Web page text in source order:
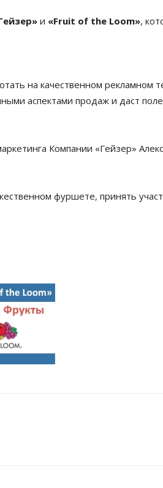
и «Fruit of the Loom»,
на качественном рекламном
аспектами продаж и даст
Компании «Гейзер»
фуршете, принять